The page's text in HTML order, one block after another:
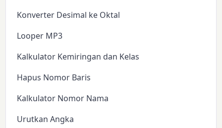
Konverter Desimal ke Oktal
Looper MP3
Kalkulator Kemiringan dan Kelas
Hapus Nomor Baris
Kalkulator Nomor Nama
Urutkan Angka